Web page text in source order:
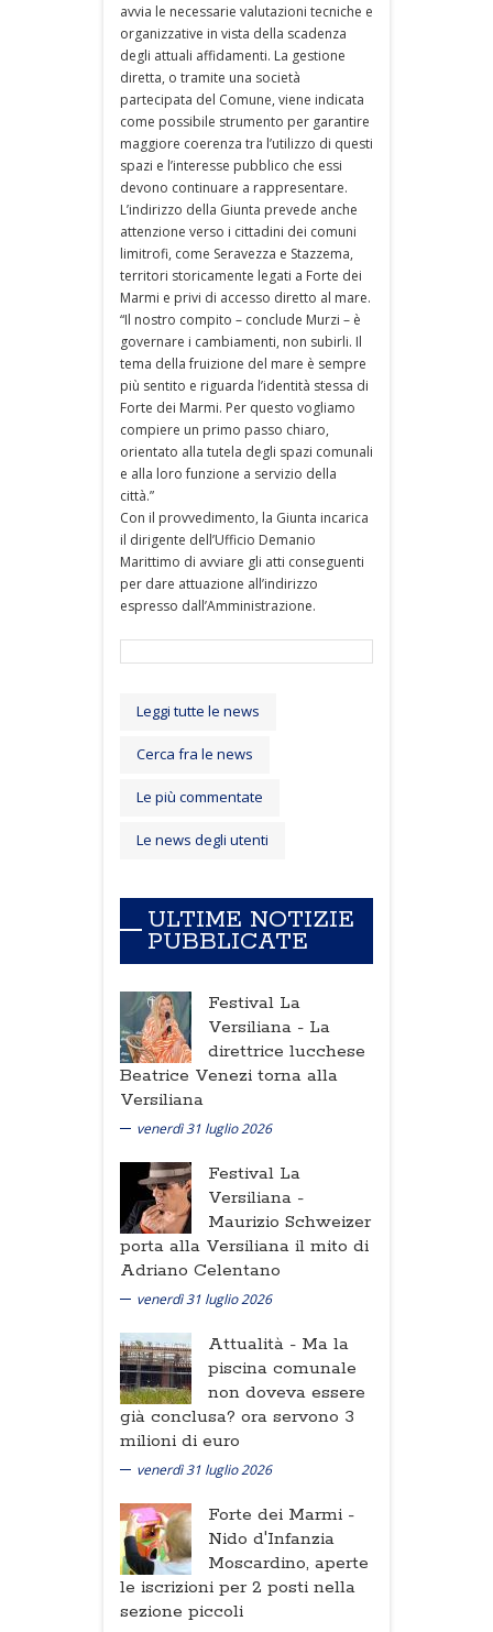
avvia le necessarie valutazioni tecniche e
organizzative in vista della scadenza
degli attuali affidamenti. La gestione
diretta, o tramite una società
partecipata del Comune, viene indicata
come possibile strumento per garantire
maggiore coerenza tra l’utilizzo di questi
spazi e l’interesse pubblico che essi
devono continuare a rappresentare.
L’indirizzo della Giunta prevede anche
attenzione verso i cittadini dei comuni
limitrofi, come Seravezza e Stazzema,
territori storicamente legati a Forte dei
Marmi e privi di accesso diretto al mare.
“Il nostro compito – conclude Murzi – è
governare i cambiamenti, non subirli. Il
tema della fruizione del mare è sempre
più sentito e riguarda l’identità stessa di
Forte dei Marmi. Per questo vogliamo
compiere un primo passo chiaro,
orientato alla tutela degli spazi comunali
e alla loro funzione a servizio della
città.”
Con il provvedimento, la Giunta incarica
il dirigente dell’Ufficio Demanio
Marittimo di avviare gli atti conseguenti
per dare attuazione all’indirizzo
espresso dall’Amministrazione.
Leggi tutte le news
Cerca fra le news
Le più commentate
Le news degli utenti
ULTIME NOTIZIE
PUBBLICATE
Festival La
Versiliana - La
direttrice lucchese
Beatrice Venezi torna alla
Versiliana
venerdì 31 luglio 2026
Festival La
Versiliana -
Maurizio Schweizer
porta alla Versiliana il mito di
Adriano Celentano
venerdì 31 luglio 2026
Attualità - Ma la
piscina comunale
non doveva essere
già conclusa? ora servono 3
milioni di euro
venerdì 31 luglio 2026
Forte dei Marmi -
Nido d'Infanzia
Moscardino, aperte
le iscrizioni per 2 posti nella
sezione piccoli